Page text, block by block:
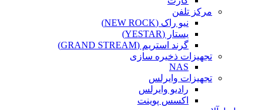
مرکز تلفن
نیو راک (NEW ROCK)
یستار (YESTAR)
گرند استریم (GRAND STREAM)
تجهیزات ذخیره سازی
NAS
تجهیزات وایرلس
رادیو وایرلس
اکسس پوینت